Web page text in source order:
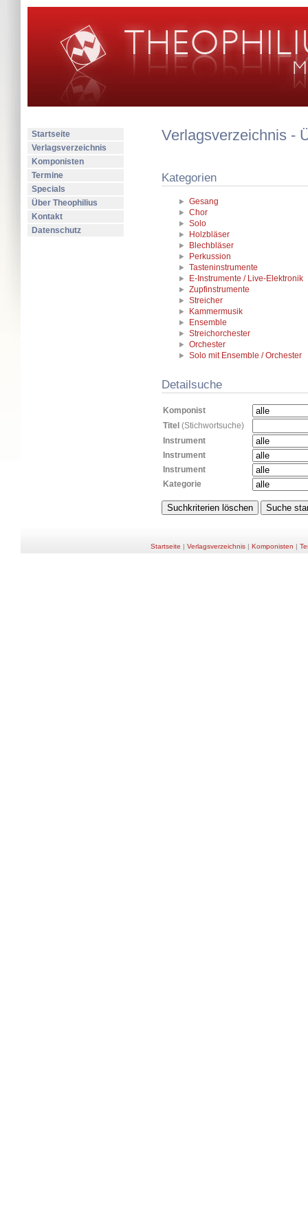
Startseite
Verlagsverzeichnis
Komponisten
Termine
Specials
Über Theophilius
Kontakt
Datenschutz
Verlagsverzeichnis -
Kategorien
Gesang
Chor
Solo
Holzbläser
Blechbläser
Perkussion
Tasteninstrumente
E-Instrumente / Live-Elektronik
Zupfinstrumente
Streicher
Kammermusik
Ensemble
Streichorchester
Orchester
Solo mit Ensemble / Orchester
Detailsuche
Komponist
Titel (Stichwortsuche)
Instrument
Instrument
Instrument
Kategorie
Startseite | Verlagsverzeichnis| Komponisten |